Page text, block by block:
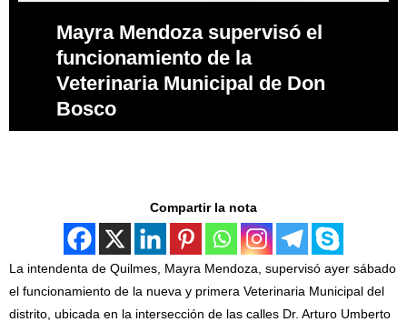
Mayra Mendoza supervisó el
funcionamiento de la
Veterinaria Municipal de Don
Bosco
Compartir la nota
La intendenta de Quilmes, Mayra Mendoza, supervisó ayer sábado
el funcionamiento de la nueva y primera Veterinaria Municipal del
distrito, ubicada en la intersección de las calles Dr. Arturo Umberto